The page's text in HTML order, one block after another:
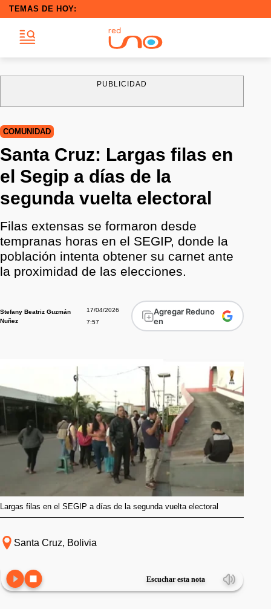
TEMAS DE HOY:
PUBLICIDAD
COMUNIDAD
Santa Cruz: Largas filas en
el Segip a días de la
segunda vuelta electoral
Filas extensas se formaron desde
tempranas horas en el SEGIP, donde la
población intenta obtener su carnet ante
la proximidad de las elecciones.
Stefany Beatriz Guzmán
Nuñez
17/04/2026
7:57
Agregar Reduno
en
Largas filas en el SEGIP a días de la segunda vuelta electoral
Santa Cruz, Bolivia
Escuchar esta nota